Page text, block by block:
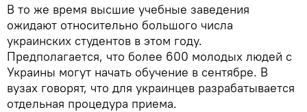
В то же время высшие учебные заведения
ожидают относительно большого числа
украинских студентов в этом году.
Предполагается, что более 600 молодых людей с
Украины могут начать обучение в сентябре. В
вузах говорят, что для украинцев разрабатывается
отдельная процедура приема.